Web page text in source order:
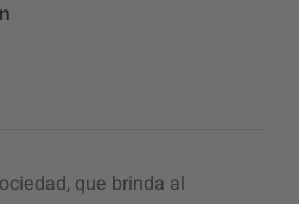
que brinda al